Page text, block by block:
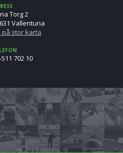
Torg 2
Vallentuna
på stor karta
702 10